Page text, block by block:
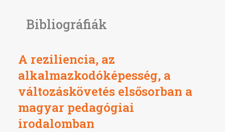
Bibliográfiák
A reziliencia, az
alkalmazkodóképesség, a
változáskövetés elsősorban a
magyar pedagógiai
irodalomban